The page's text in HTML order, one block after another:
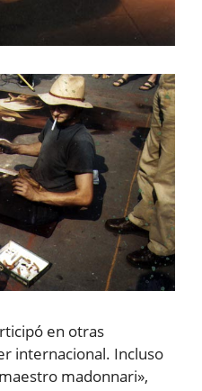
en otras
internacional. Incluso
madonnari»,